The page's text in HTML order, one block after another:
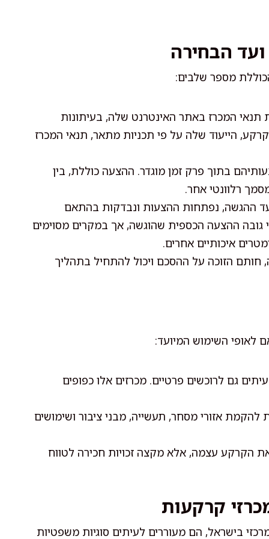
הבחירה
מספר שלבים:
המכרז באתר האינטרנט שלה, בעיתונות
הייעוד שלה על פי תכניות מתאר, תנאי המכרז
בתוך פרק זמן מוגדר. ההצעה כוללת, בין
רלוונטי אחר.
ההגשה, נפתחות ההצעות ונבדקות בהתאם
גובה ההצעה הכספית שהוגשה, אך במקרים מסוימים
איכותיים אחרים.
הזוכה על ההסכם ויכול להתחיל בתהליך
לאופי השימוש המיועד:
גם לרוכשים פרטיים. מכרזים אלו כפופים
אזורי מסחר, תעשייה, מבני ציבור ושימושים
הקרקע עצמה, אלא מקצה זכויות חכירה לטווח
קרקעות
בישראל, הם מעוררים לעיתים סוגיות משפטיות